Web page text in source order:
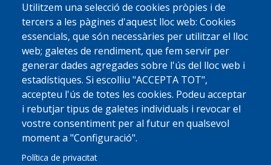
Utilitzem una selecció de cookies pròpies i de
tercers a les pàgines d'aquest lloc web: Cookies
essencials, que són necessàries per utilitzar el lloc
web; galetes de rendiment, que fem servir per
generar dades agregades sobre l'ús del lloc web i
estadístiques. Si escolliu "ACCEPTA TOT",
accepteu l'ús de totes les cookies. Podeu acceptar
i rebutjar tipus de galetes individuals i revocar el
vostre consentiment per al futur en qualsevol
moment a "Configuració".
Política de privacitat